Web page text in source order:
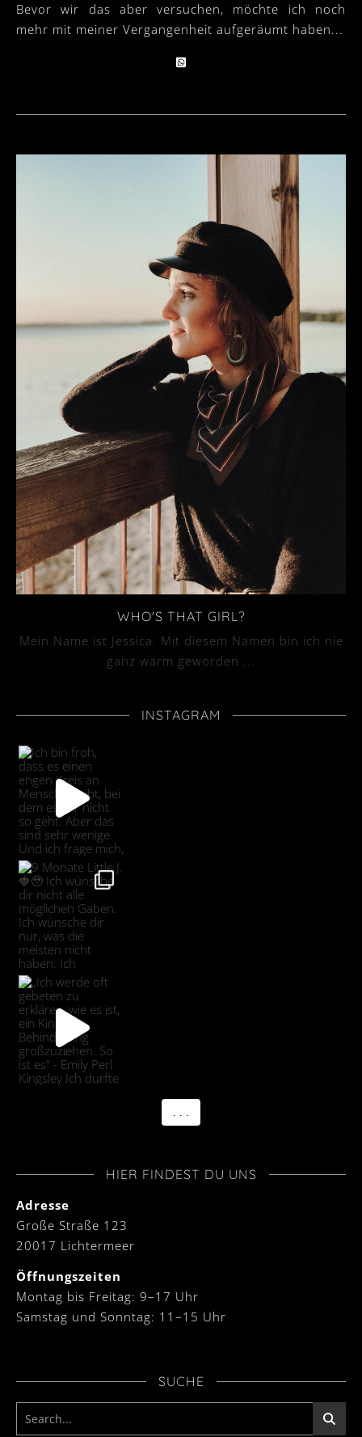
Bevor wir das aber versuchen, möchte ich noch
mehr mit meiner Vergangenheit aufgeräumt haben...
WHO'S THAT GIRL?
Mein Name ist Jessica. Mit diesem Namen bin ich nie
ganz warm geworden ...
INSTAGRAM
HIER FINDEST DU UNS
Adresse
Große Straße 123
20017 Lichtermeer
Öffnungszeiten
Montag bis Freitag: 9–17 Uhr
Samstag und Sonntag: 11–15 Uhr
SUCHE